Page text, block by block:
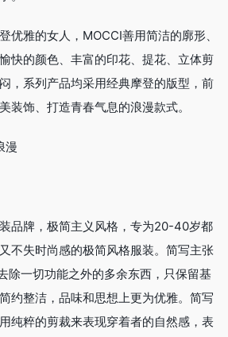
优雅的女人，MOCCI善用简洁的廓形、
快的颜色、丰富的印花、提花、立体剪
，系列产品均采用经典摩登的版型，前
装饰、打造青春气息的浪漫款式。
漫
品牌，极简主义风格，专为20-40岁都
不失时尚感的极简风格服装。简写主张
除一切功能之外的多余东西，只保留基
约整洁，品味和思想上更为优雅。简写
纯粹的剪裁来表现穿着者的自然感，表